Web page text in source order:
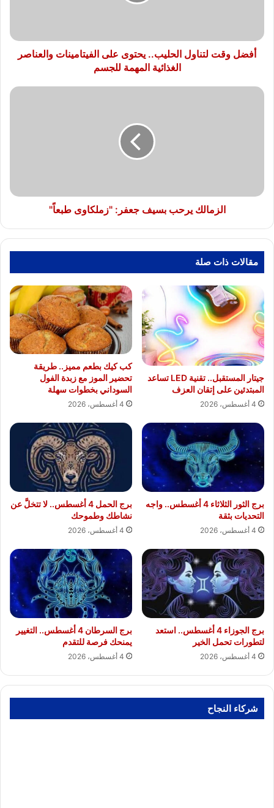
الغذائية
المهمة
أفضل وقت لتناول الحليب.. يحتوى على الفيتامينات والعناصر
الغذائية المهمة للجسم
الزمالك
الزمالك يرحب بسيف جعفر: "زملكاوى طبعاً"
مقالات ذات صلة
جيتار المستقبل.. تقنية LED تساعد
المبتدئين على إتقان العزف
4 أغسطس، 2026
كب كيك بطعم مميز.. طريقة
تحضير الموز مع زبدة الفول
السوداني بخطوات سهلة
4 أغسطس، 2026
برج الثور الثلاثاء 4 أغسطس.. واجه
التحديات بثقة
4 أغسطس، 2026
برج الحمل 4 أغسطس.. لا تتخلَّ عن
نشاطك وطموحك
4 أغسطس، 2026
برج الجوزاء 4 أغسطس.. استعد
لتطورات تحمل الخير
4 أغسطس، 2026
برج السرطان 4 أغسطس.. التغيير
يمنحك فرصة للتقدم
4 أغسطس، 2026
شركاء النجاح